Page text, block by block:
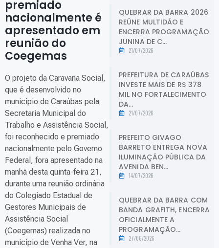
premiado
nacionalmente é
apresentado em
reunião do
Coegemas
O projeto da Caravana Social,
que é desenvolvido no
município de Caraúbas pela
Secretaria Municipal do
Trabalho e Assistência Social,
foi reconhecido e premiado
nacionalmente pelo Governo
Federal, fora apresentado na
manhã desta quinta-feira 21,
durante uma reunião ordinária
do Colegiado Estadual de
Gestores Municipais de
Assistência Social
(Coegemas) realizada no
município de Venha Ver, na
QUEBRAR DA BARRA 2026
REÚNE MULTIDÃO E
ENCERRA PROGRAMAÇÃO
JUNINA DE C...
21/07/2026
PREFEITURA DE CARAÚBAS
INVESTE MAIS DE R$ 378
MIL NO FORTALECIMENTO
DA...
21/07/2026
PREFEITO GIVAGO
BARRETO ENTREGA NOVA
ILUMINAÇÃO PÚBLICA DA
AVENIDA BEN...
14/07/2026
QUEBRAR DA BARRA COM
BANDA GRAFITH, ENCERRA
OFICIALMENTE A
PROGRAMAÇÃO...
27/06/2026